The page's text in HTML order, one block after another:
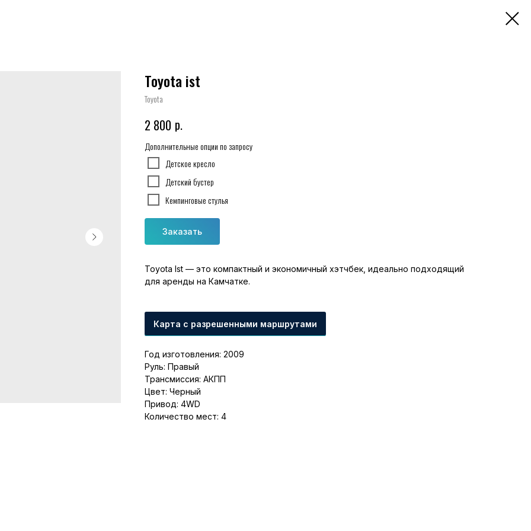
Toyota ist
Toyota
2 800 р.
Дополнительные опции по запросу
Детское кресло
Детский бустер
Кемпинговые стулья
Заказать
Toyota Ist — это компактный и экономичный хэтчбек, идеально подходящий
для аренды на Камчатке.
Карта с разрешенными маршрутами
Год изготовления: 2009
Руль: Правый
Трансмиссия: АКПП
Цвет: Черный
Привод: 4WD
Количество мест: 4